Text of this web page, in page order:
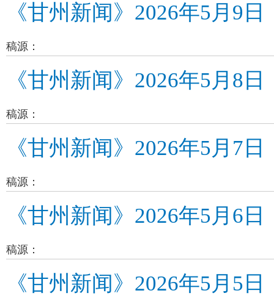
《甘州新闻》2026年5月9日
稿源：
《甘州新闻》2026年5月8日
稿源：
《甘州新闻》2026年5月7日
稿源：
《甘州新闻》2026年5月6日
稿源：
《甘州新闻》2026年5月5日